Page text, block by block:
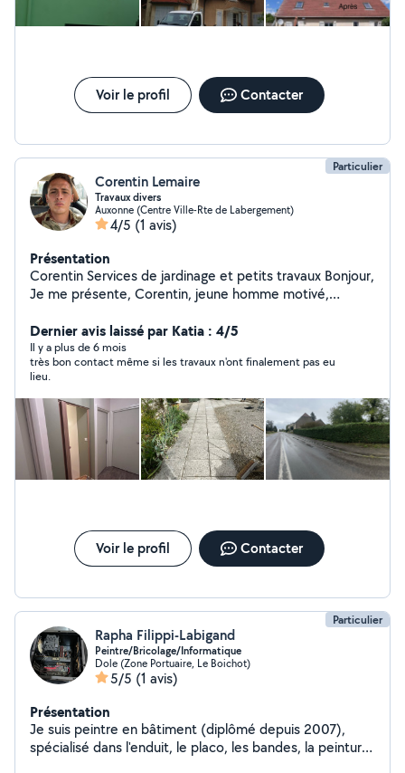
Voir le profil Contacter
Particulier
Corentin Lemaire
Travaux divers
Auxonne (Centre Ville-Rte de Labergement)
4/5 (1 avis)
Présentation
Corentin Services de jardinage et petits travaux Bonjour,
Je me présente, Corentin, jeune homme motivé,
chantiers afin de développer mes compétences,
enrichir mon expérience et proposer un travail de
qualité. Je propose mes services dans les domaines
suivants : Entretien extérieur : tonte de pelouse,
désherbage, taille de haies Travaux manuels : peinture,
ponçage, petits travaux de rénovation Sérieux, ponctuel
et appliqué, je m'engage à fournir un travail soigné, dans
le respect de vos attentes. Pour plus d'informations ou
un devis, n'hésitez pas à me contacter
Dernier avis laissé par Katia : 4/5
Il y a plus de 6 mois
très bon contact même si les travaux n'ont finalement pas eu
lieu.
Voir le profil Contacter
Particulier
Rapha Filippi-Labigand
Peintre/Bricolage/Informatique
Dole (Zone Portuaire, Le Boichot)
5/5 (1 avis)
Présentation
Je suis peintre en bâtiment (diplômé depuis 2007),
spécialisé dans l'enduit, le placo, les bandes, la peinture